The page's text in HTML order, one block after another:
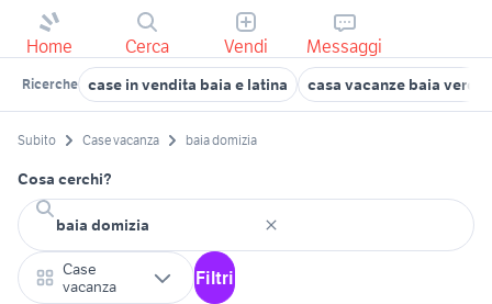
Home Cerca Vendi Messaggi
Ricerche case in vendita baia e latina casa vacanze baia verde
Subito Case vacanza baia domizia
Cosa cerchi?
Case
vacanza
Filtri